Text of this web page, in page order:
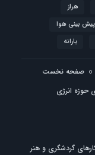
هراز
پیش بینی هوا
یارانه
صفحه نخست
انرژی
گردشگری و هنر